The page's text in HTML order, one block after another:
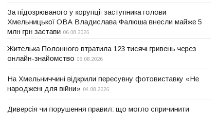
За підозрюваного у корупції заступника голови
Хмельницької ОВА Владислава Фалюша внесли майже 5
млн грн застави 06.08.2026
Жителька Полонного втратила 123 тисячі гривень через
онлайн-знайомство 06.08.2026
На Хмельниччині відкрили пересувну фотовиставку «Не
народжені для війни» 04.08.2026
Диверсія чи порушення правил: що могло спричинити